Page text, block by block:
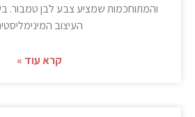
העיצוב
קרא עוד »